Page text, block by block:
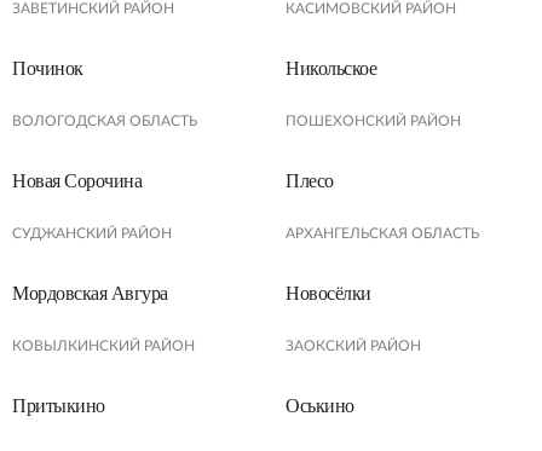
ЗАВЕТИНСКИЙ РАЙОН КАСИМОВСКИЙ РАЙОН
Починок
ВОЛОГОДСКАЯ ОБЛАСТЬ
Никольское
ПОШЕХОНСКИЙ РАЙОН
Новая Сорочина
СУДЖАНСКИЙ РАЙОН
Плесо
АРХАНГЕЛЬСКАЯ ОБЛАСТЬ
Мордовская Авгура
КОВЫЛКИНСКИЙ РАЙОН
Новосёлки
ЗАОКСКИЙ РАЙОН
Притыкино Оськино